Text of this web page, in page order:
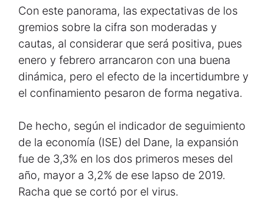
Con este panorama, las expectativas de los
gremios sobre la cifra son moderadas y
cautas, al considerar que será positiva, pues
enero y febrero arrancaron con una buena
dinámica, pero el efecto de la incertidumbre y
el confinamiento pesaron de forma negativa.
De hecho, según el indicador de seguimiento
de la economía (ISE) del Dane, la expansión
fue de 3,3% en los dos primeros meses del
año, mayor a 3,2% de ese lapso de 2019.
Racha que se cortó por el virus.